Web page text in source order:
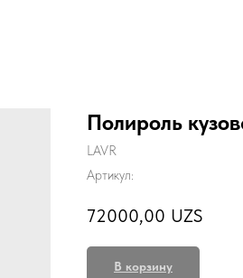
Полироль
LAVR
Артикул:
72000,00 UZS
В корзину